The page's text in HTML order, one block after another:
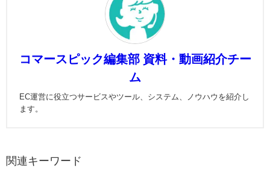
コマースピック編集部 資料・動画紹介チー
ム
EC運営に役立つサービスやツール、システム、ノウハウを紹介し
ます。
関連キーワード